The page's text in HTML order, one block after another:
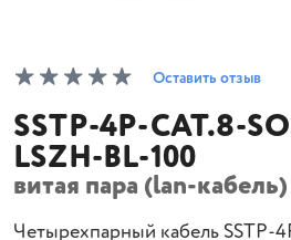
Оставить отзыв
SSTP-4P-CAT.8-
LSZH-BL-100
витая пара (lan-
Четырехпарный кабель